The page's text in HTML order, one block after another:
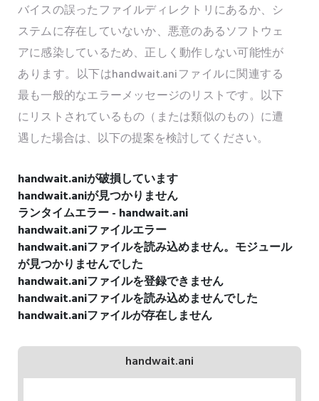
バイスの誤ったファイルディレクトリにあるか、シ
ステムに存在していないか、悪意のあるソフトウェ
アに感染しているため、正しく動作しない可能性が
あります。以下はhandwait.aniファイルに関連する
最も一般的なエラーメッセージのリストです。以下
にリストされているもの（または類似のもの）に遭
遇した場合は、以下の提案を検討してください。
handwait.aniが破損しています
handwait.aniが見つかりません
ランタイムエラー - handwait.ani
handwait.aniファイルエラー
handwait.aniファイルを読み込めません。モジュール
が見つかりませんでした
handwait.aniファイルを登録できません
handwait.aniファイルを読み込めませんでした
handwait.aniファイルが存在しません
handwait.ani